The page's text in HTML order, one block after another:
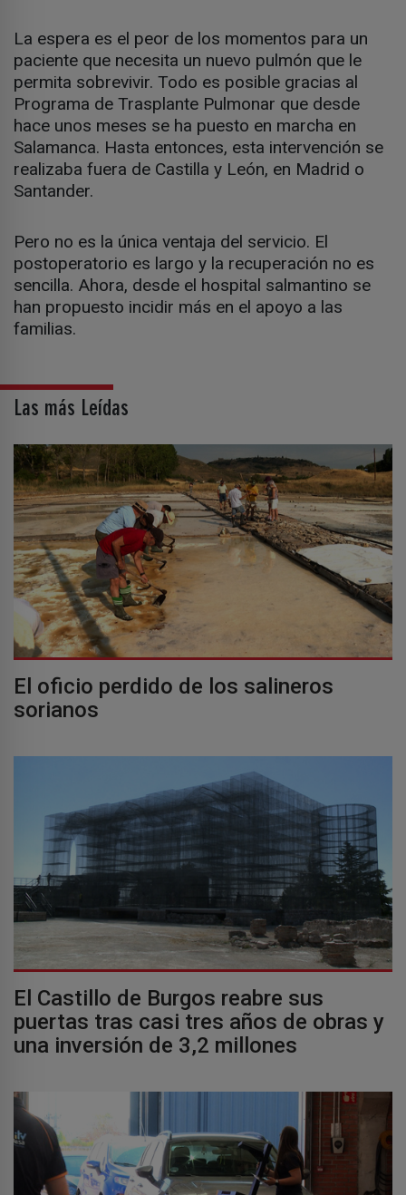
La espera es el peor de los momentos para un
paciente que necesita un nuevo pulmón que le
permita sobrevivir. Todo es posible gracias al
Programa de Trasplante Pulmonar que desde
hace unos meses se ha puesto en marcha en
Salamanca. Hasta entonces, esta intervención se
realizaba fuera de Castilla y León, en Madrid o
Santander.
Pero no es la única ventaja del servicio. El
postoperatorio es largo y la recuperación no es
sencilla. Ahora, desde el hospital salmantino se
han propuesto incidir más en el apoyo a las
familias.
Las más Leídas
El oficio perdido de los salineros
sorianos
El Castillo de Burgos reabre sus
puertas tras casi tres años de obras y
una inversión de 3,2 millones